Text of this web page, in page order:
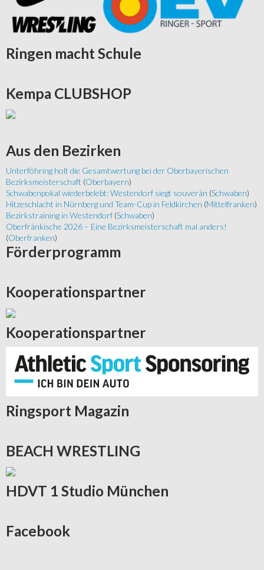
Ringen macht Schule
Kempa CLUBSHOP
Aus den Bezirken
Unterföhring holt die Gesamtwertung bei der Oberbayerischen
Bezirksmeisterschaft (Oberbayern)
Schwabenpokal wiederbelebt: Westendorf siegt souverän (Schwaben)
Hitzeschlacht in Nürnberg und Team-Cup in Feldkirchen (Mittelfranken)
Bezirkstraining in Westendorf (Schwaben)
Oberfränkische 2026 – Eine Bezirksmeisterschaft mal anders!
(Oberfranken)
Förderprogramm
Kooperationspartner
Kooperationspartner
Ringsport Magazin
BEACH WRESTLING
HDVT 1 Studio München
Facebook